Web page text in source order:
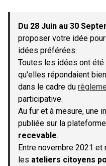
−
Du 28 Juin au 30
proposer votre idée
idées préférées.
Toutes les idées ont
qu'elles répondaient
dans le cadre du
participative.
Au fur et à mesure, une
publiée sur la plateforme
recevable.
Entre novembre 2021
les ateliers citoyens